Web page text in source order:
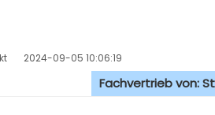
2024-09-05 10:06:19
Fachvertrieb von: